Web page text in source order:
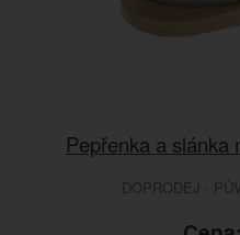
Pepřenka a slánka
DOPRODEJ -